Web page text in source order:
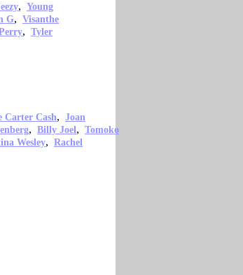
, Young
G, Visanthe
, Tyler
Carter Cash, Joan
, Billy Joel, Tomoko
Wesley, Rachel